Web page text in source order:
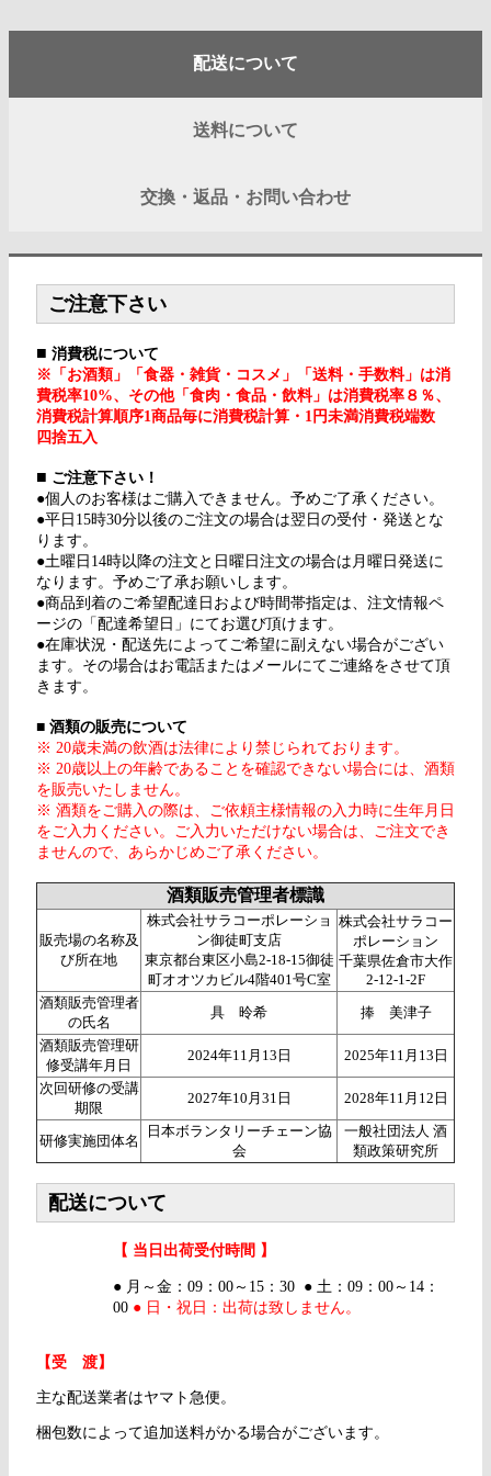
配送について
送料について
交換・返品・お問い合わせ
ご注意下さい
■ 消費税について
※「お酒類」「食器・雑貨・コスメ」「送料・手数料」は消
費税率10%、その他「食肉・食品・飲料」は消費税率８％、
消費税計算順序1商品毎に消費税計算・1円未満消費税端数
四捨五入
■ ご注意下さい！
●個人のお客様はご購入できません。予めご了承ください。
●平日15時30分以後のご注文の場合は翌日の受付・発送とな
ります。
●土曜日14時以降の注文と日曜日注文の場合は月曜日発送に
なります。予めご了承お願いします。
●商品到着のご希望配達日および時間帯指定は、注文情報ペ
ージの「配達希望日」にてお選び頂けます。
●在庫状況・配送先によってご希望に副えない場合がござい
ます。その場合はお電話またはメールにてご連絡をさせて頂
きます。
■ 酒類の販売について
※ 20歳未満の飲酒は法律により禁じられております。
※ 20歳以上の年齢であることを確認できない場合には、酒類
を販売いたしません。
※ 酒類をご購入の際は、ご依頼主様情報の入力時に生年月日
をご入力ください。ご入力いただけない場合は、ご注文でき
ませんので、あらかじめご了承ください。
酒類販売管理者標識
販売場の名称及
び所在地
株式会社サラコーポレーショ
ン御徒町支店
東京都台東区小島2-18-15御徒
町オオツカビル4階401号C室
株式会社サラコー
ポレーション
千葉県佐倉市大作
2-12-1-2F
酒類販売管理者
の氏名
具 昤希
捧 美津子
酒類販売管理研
修受講年月日
2024年11月13日
2025年11月13日
次回研修の受講
期限
2027年10月31日 2028年11月12日
研修実施団体名
日本ボランタリーチェーン協
会
一般社団法人 酒
類政策研究所
配送について
【 当日出荷受付時間 】
● 月～金：09：00～15：30 ● 土：09：00～14：
00 ● 日・祝日：出荷は致しません。
【受 渡】
主な配送業者はヤマト急便。
梱包数によって追加送料がかる場合がございます。